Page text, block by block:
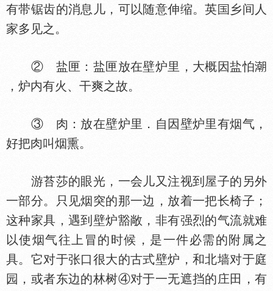
有带锯齿的消息儿，可以随意伸缩。英
乡间人
家多见之。
② 盐匣：盐匣放在壁炉里，大概因盐怕
，炉内有火、干爽之故。
③ 肉：放在壁炉里．自因壁炉里有烟气，
好把肉叫烟熏。
游苔莎的眼光，一会儿又注视到屋子的另外
一部分。只见烟突的那一边，放着一把长椅子；
这种家具，遇到壁炉豁敞，非有强烈的气流就难
以使烟气往上冒的时候，是一件必需的附属之
具。它对于张口很大的古式壁炉，和北墙对于庭
园，或者东边的林树④对于一无遮挡的庄田，有